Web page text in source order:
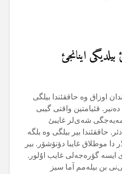
اینانجئ
اوزاق وە حاققئندا بیلگی
قئیامتین واقتی گیبی
شەی‌لر غایبئ
حاققئندا بیر بیلگی وە بلگە
دا موطلاق غایبا دؤنۆشۆر. بیر
ایسە گؤرەجەلی غایب اۇلور.
بن بیلەمم آما سیز